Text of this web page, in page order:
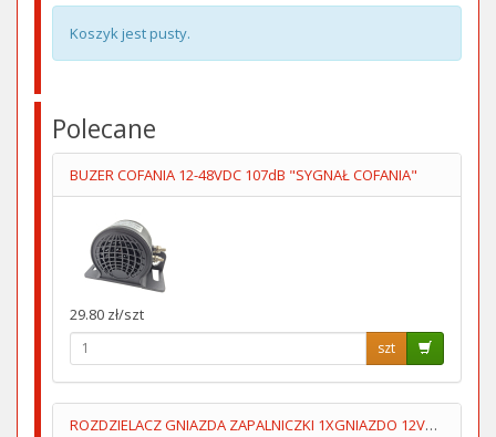
Koszyk jest pusty.
Polecane
BUZER COFANIA 12-48VDC 107dB "SYGNAŁ COFANIA"
29.80 zł/szt
szt
ROZDZIELACZ GNIAZDA ZAPALNICZKI 1XGNIAZDO 12V+1XUSB5V/1A